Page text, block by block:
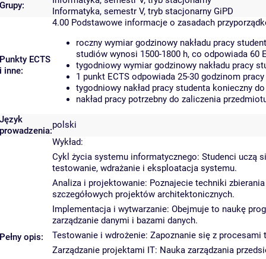
Grupy:
Informatyka, semestr V, tryb stacjonarny GiPD
Punkty ECTS
i inne:
4.00 Podstawowe informacje o zasadach
roczny wymiar godzinowy nakładu pracy
studiów wynosi 1500-1800 h, co odpowiada 60
tygodniowy wymiar godzinowy nakładu pracy
1 punkt ECTS odpowiada 25-30 godzinom
tygodniowy nakład pracy studenta konieczny
nakład pracy potrzebny do zaliczenia
Język
prowadzenia:
polski
Pełny opis:
Wykład:
Cykl życia systemu informatycznego: Studenci uczą
testowanie, wdrażanie i eksploatacja systemu.
Analiza i projektowanie: Poznajecie techniki
szczegółowych projektów architektonicznych.
Implementacja i wytwarzanie: Obejmuje to naukę
zarządzanie danymi i bazami danych.
Testowanie i wdrożenie: Zapoznanie się z
Zarządzanie projektami IT: Nauka zarządzania